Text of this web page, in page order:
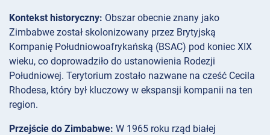
Kontekst historyczny: Obszar obecnie znany jako
Zimbabwe został skolonizowany przez Brytyjską
Kompanię Południowoafrykańską (BSAC) pod koniec XIX
wieku, co doprowadziło do ustanowienia Rodezji
Południowej. Terytorium zostało nazwane na cześć Cecila
Rhodesa, który był kluczowy w ekspansji kompanii na ten
region.
Przejście do Zimbabwe: W 1965 roku rząd białej